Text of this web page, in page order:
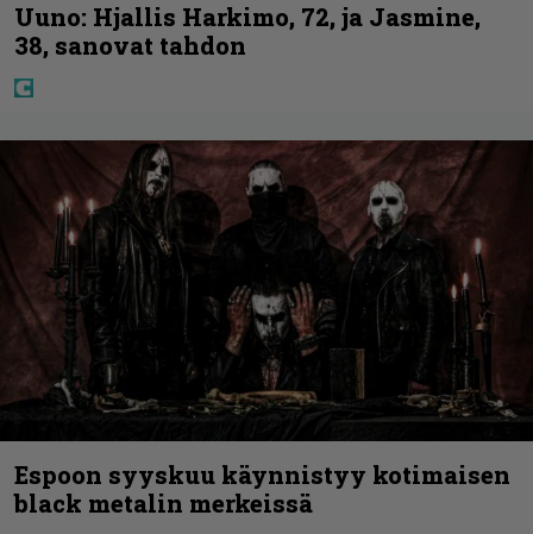
Uuno: Hjallis Harkimo, 72, ja Jasmine,
38, sanovat tahdon
Espoon syyskuu käynnistyy kotimaisen
black metalin merkeissä